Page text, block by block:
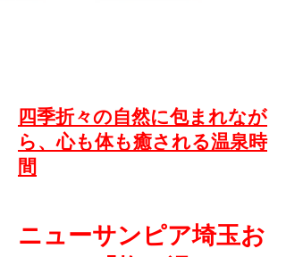
四季折々の自然に包まれなが
ら、心も体も癒される温泉時
間
ニューサンピア埼玉お